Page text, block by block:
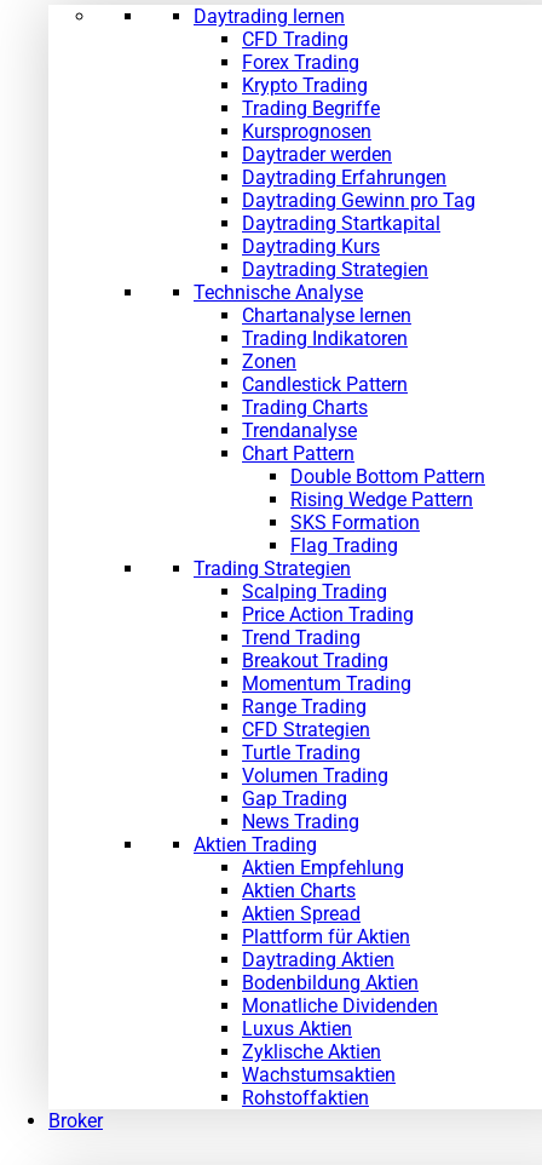
Daytrading lernen
CFD Trading
Forex Trading
Krypto Trading
Trading Begriffe
Kursprognosen
Daytrader werden
Daytrading Erfahrungen
Daytrading Gewinn pro Tag
Daytrading Startkapital
Daytrading Kurs
Daytrading Strategien
Technische Analyse
Chartanalyse lernen
Trading Indikatoren
Zonen
Candlestick Pattern
Trading Charts
Trendanalyse
Chart Pattern
Double Bottom Pattern
Rising Wedge Pattern
SKS Formation
Flag Trading
Trading Strategien
Scalping Trading
Price Action Trading
Trend Trading
Breakout Trading
Momentum Trading
Range Trading
CFD Strategien
Turtle Trading
Volumen Trading
Gap Trading
News Trading
Aktien Trading
Aktien Empfehlung
Aktien Charts
Aktien Spread
Plattform für Aktien
Daytrading Aktien
Bodenbildung Aktien
Monatliche Dividenden
Luxus Aktien
Zyklische Aktien
Wachstumsaktien
Rohstoffaktien
Broker